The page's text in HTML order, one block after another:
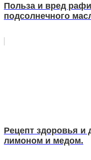
Польза и вред
подсолнечного
Рецепт здоровья и
лимоном и медом.